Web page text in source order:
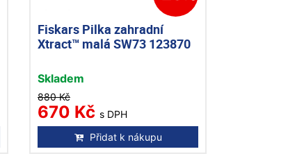
Fiskars Pilka zahradní
Xtract™ malá SW73 123870
Skladem
880 Kč
670 Kč s DPH
Přidat k nákupu